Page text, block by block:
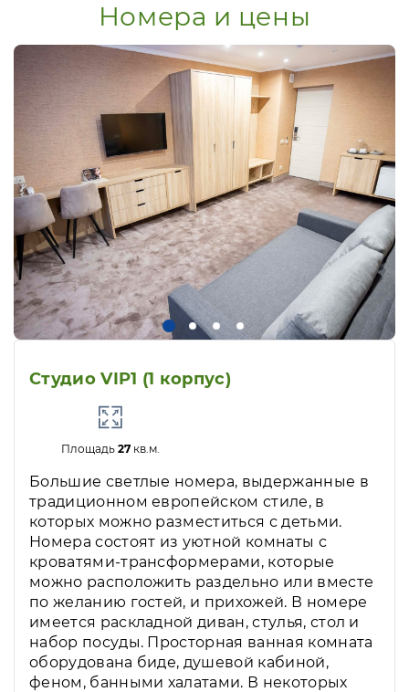
Номера и цены
Студио VIP1 (1 корпус)
Площадь 27кв.м.
Большие светлые номера, выдержанные в
традиционном европейском стиле, в
которых можно разместиться с детьми.
Номера состоят из уютной комнаты с
кроватями-трансформерами, которые
можно расположить раздельно или вместе
по желанию гостей, и прихожей. В номере
имеется раскладной диван, стулья, стол и
набор посуды. Просторная ванная комната
оборудована биде, душевой кабиной,
феном, банными халатами. В некоторых